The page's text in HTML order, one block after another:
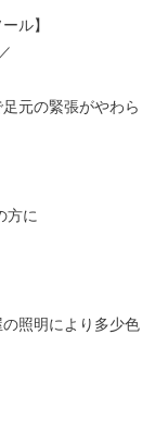
ル】
元の緊張がやわら
方に
照明により多少色